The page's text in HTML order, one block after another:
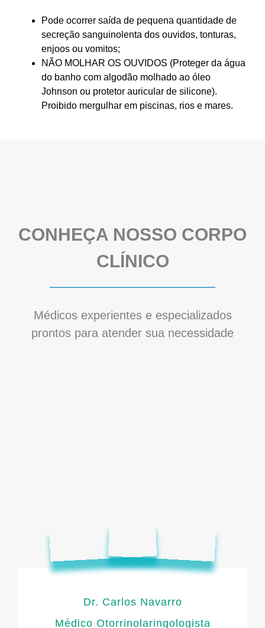
Pode ocorrer saída de pequena quantidade de
secreção sanguinolenta dos ouvidos, tonturas,
enjoos ou vomitos;
NÃO MOLHAR OS OUVIDOS (Proteger da água
do banho com algodão molhado ao óleo
Johnson ou protetor auricular de silicone).
Proibido mergulhar em piscinas, rios e mares.
CONHEÇA NOSSO CORPO
CLÍNICO
Médicos experientes e especializados
prontos para atender sua necessidade
Dr. Carlos Navarro
Médico Otorrinolaringologista